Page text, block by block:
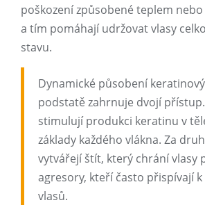
poškození způsobené teplem
a tím pomáhají udržovat vlasy
stavu.
Dynamické působení
podstatě zahrnuje dvojí
stimulují produkci keratinu v
základy každého vlákna. Za
vytvářejí štít, který chrání vlasy
agresory, kteří často přispívají
vlasů.